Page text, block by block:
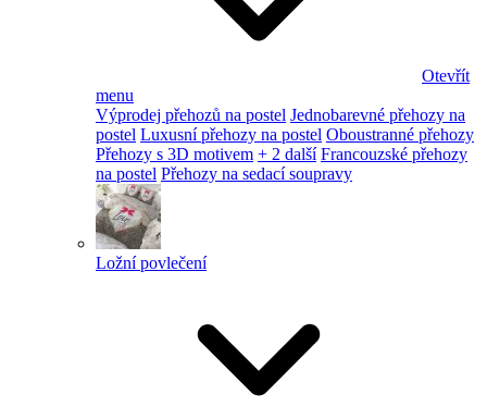
Otevřít
menu
Výprodej přehozů na postel Jednobarevné přehozy na
postel Luxusní přehozy na postel Oboustranné přehozy
Přehozy s 3D motivem + 2 další Francouzské přehozy
na postel Přehozy na sedací soupravy
Ložní povlečení